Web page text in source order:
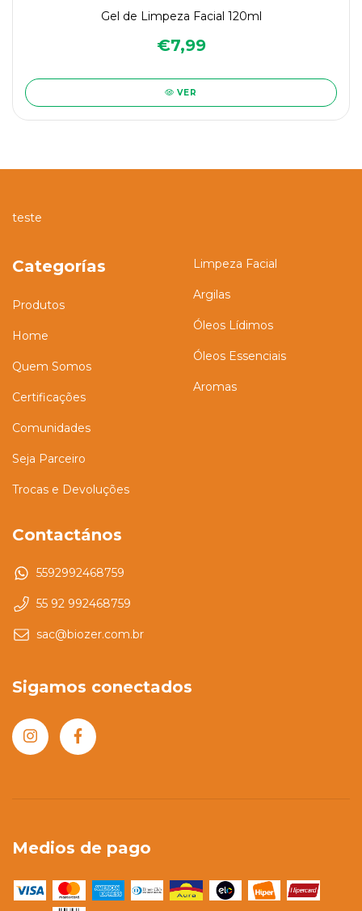
Gel de Limpeza Facial 120ml
€7,99
VER
teste
Categorías
Produtos
Home
Quem Somos
Certificações
Comunidades
Seja Parceiro
Trocas e Devoluções
Limpeza Facial
Argilas
Óleos Lídimos
Óleos Essenciais
Aromas
Contactános
5592992468759
55 92 992468759
sac@biozer.com.br
Sigamos conectados
Medios de pago